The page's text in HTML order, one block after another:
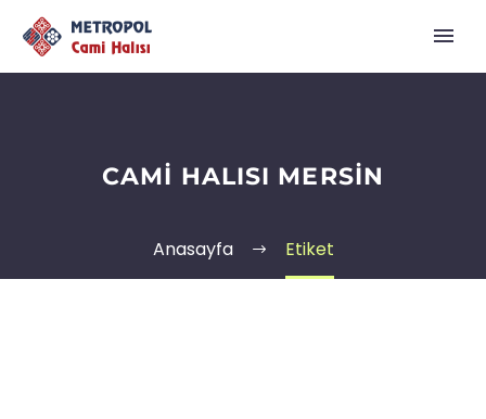
CAMI HALISI MERSIN
Anasayfa Etiket